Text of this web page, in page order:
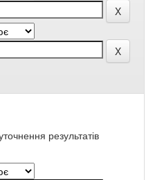
результатів